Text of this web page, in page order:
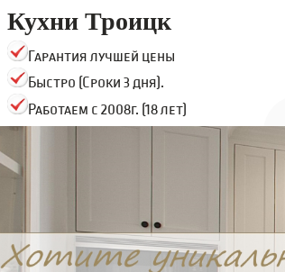
Кухни Троицк
Гарантия лучшей цены
Быстро (Сроки 3 дня).
Работаем с 2008г. (18 лет)